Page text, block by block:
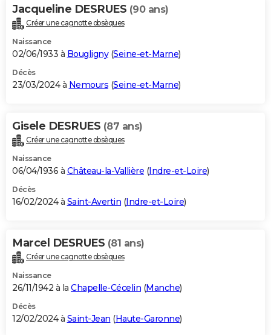
Jacqueline DESRUES (90 ans)
Créer une cagnotte obsèques
Naissance
02/06/1933 à Bougligny(Seine-et-Marne)
Décès
23/03/2024 à Nemours (Seine-et-Marne)
Gisele DESRUES (87 ans)
Créer une cagnotte obsèques
Naissance
06/04/1936 à Château-la-Vallière (Indre-et-Loire)
Décès
16/02/2024 à Saint-Avertin (Indre-et-Loire)
Marcel DESRUES (81 ans)
Créer une cagnotte obsèques
Naissance
26/11/1942 à la Chapelle-Cécelin (Manche)
Décès
12/02/2024 à Saint-Jean (Haute-Garonne)